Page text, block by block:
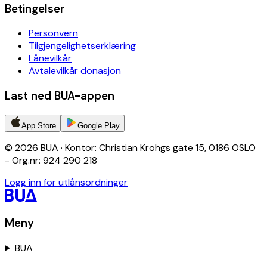
Betingelser
Personvern
Tilgjengelighetserklæring
Lånevilkår
Avtalevilkår donasjon
Last ned BUA-appen
App Store Google Play
© 2026 BUA · Kontor: Christian Krohgs gate 15, 0186 OSLO
- Org.nr: 924 290 218
Logg inn for utlånsordninger
Meny
BUA